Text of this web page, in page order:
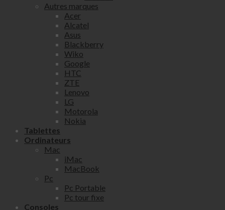
Autres marques
Acer
Alcatel
Asus
Blackberry
Wiko
Google
HTC
ZTE
Lenovo
LG
Motorola
Nokia
Tablettes
Ordinateurs
Mac
iMac
MacBook
Pc
Pc Portable
Pc tour fixe
Consoles